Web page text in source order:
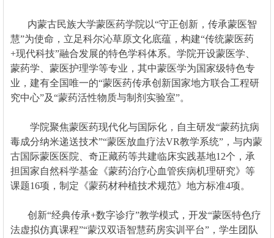
内蒙古民族大学蒙医药学院以“守正创新，传承蒙医智
慧”为使命，立足科尔沁草原文化底蕴，构建“传统蒙医药
+现代科技”融合发展的特色学科体系。学院开设蒙医学、
蒙药学、蒙医护理学等专业，其中蒙医学为国家级特色专
业，建有全国唯一的“蒙医药传承创新国家地方联合工程研
究中心”及“蒙药活性物质与制剂实验室”。
学院聚焦蒙医药现代化与国际化，自主研发“蒙药抗病
毒成分纳米递送技术”“蒙医放血疗法VR教学系统”，与内蒙
古国际蒙医医院、奇正藏药等共建临床实践基地12个，承
担国家自然科学基金《蒙药治疗心血管疾病机理研究》等
课题16项，制定《蒙药材种植技术规范》地方标准4项。
创新“经典传承+数字诊疗”教学模式，开发“蒙医特色疗
法虚拟仿真课程”“蒙汉双语智慧药房实训平台”，学生团队